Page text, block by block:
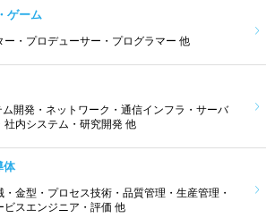
ゲーム
・プロデューサー・プログラマー 他
ム開発・ネットワーク・通信インフラ・サーバ
内システム・研究開発 他
体
金型・プロセス技術・品質管理・生産管理・
スエンジニア・評価 他